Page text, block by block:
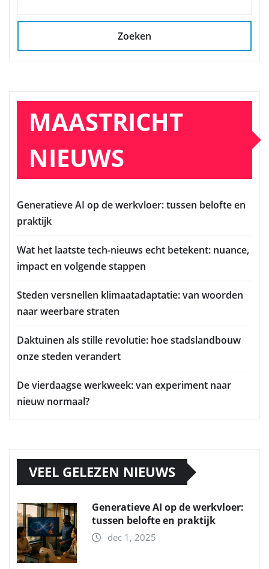
Zoeken
MAASTRICHT
NIEUWS
Generatieve AI op de werkvloer: tussen belofte en
praktijk
Wat het laatste tech-nieuws echt betekent: nuance,
impact en volgende stappen
Steden versnellen klimaatadaptatie: van woorden
naar weerbare straten
Daktuinen als stille revolutie: hoe stadslandbouw
onze steden verandert
De vierdaagse werkweek: van experiment naar
nieuw normaal?
VEEL GELEZEN NIEUWS
Generatieve AI op de werkvloer:
tussen belofte en praktijk
dec 1, 2025